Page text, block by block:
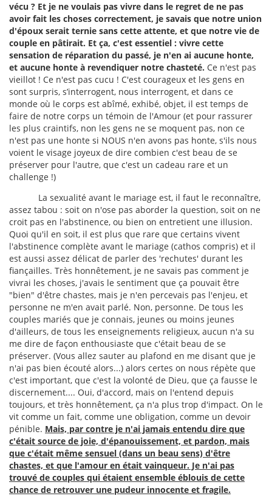
vécu ? Et je ne voulais pas vivre dans le regret de ne pas
avoir fait les choses correctement, je savais que notre union
d'époux serait ternie sans cette attente, et que notre vie de
couple en pâtirait. Et ça, c'est essentiel : vivre cette
sensation de réparation du passé, je n'en ai aucune honte,
et aucune honte à revendiquer notre chasteté. Ce n'est pas
vieillot ! Ce n'est pas cucu ! C'est courageux et les gens en
sont surpris, s’interrogent, nous interrogent, et dans ce
monde où le corps est abîmé, exhibé, objet, il est temps de
faire de notre corps un témoin de l'Amour (et pour rassurer
les plus craintifs, non les gens ne se moquent pas, non ce
n'est pas une honte si NOUS n'en avons pas honte, s'ils nous
voient le visage joyeux de dire combien c'est beau de se
préserver pour l'autre, que c'est un cadeau rare et un
challenge !)
La sexualité avant le mariage est, il faut le reconnaître,
assez tabou : soit on n'ose pas aborder la question, soit on ne
croit pas en l'abstinence, ou bien on entretient une illusion.
Quoi qu'il en soit, il est plus que rare que certains vivent
l'abstinence complète avant le mariage (cathos compris) et il
est aussi assez délicat de parler des 'rechutes' durant les
fiançailles. Très honnêtement, je ne savais pas comment je
vivrai les choses, j'avais le sentiment que ça pouvait être
"bien" d'être chastes, mais je n'en percevais pas l'enjeu, et
personne ne m'en avait parlé. Non, personne. De tous les
couples mariés que je connais, jeunes ou moins jeunes
d'ailleurs, de tous les enseignements religieux, aucun n'a su
me dire de façon enthousiaste que c'était beau de se
préserver. (Vous allez sauter au plafond en me disant que je
n'ai pas bien écouté alors...) alors certes on nous répète que
c'est important, que c'est la volonté de Dieu, que ça fausse le
discernement.... Oui, d'accord, mais on l'entend depuis
toujours, et très honnêtement, ça n'a plus trop d'impact. On le
vit comme un fait, comme une obligation, comme un devoir
pénible. Mais, par contre je n'ai jamais entendu dire que
c'était source de joie, d'épanouissement, et pardon, mais
que c'était même sensuel (dans un beau sens) d'être
chastes, et que l'amour en était vainqueur. Je n'ai pas
trouvé de couples qui étaient ensemble éblouis de cette
chance de retrouver une pudeur innocente et fragile.